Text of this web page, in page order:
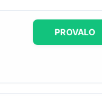
PROVALO